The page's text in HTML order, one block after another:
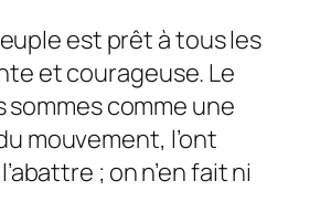
est prêt à tous les
et courageuse. Le
sommes comme une
mouvement, l’ont
; on n’en fait ni